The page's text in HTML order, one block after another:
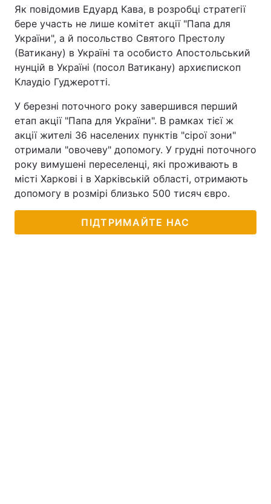
Як повідомив Едуард Кава, в розробці стратегії
бере участь не лише комітет акції "Папа для
України", а й посольство Святого Престолу
(Ватикану) в Україні та особисто Апостольський
нунцій в Україні (посол Ватикану) архиєпископ
Клаудіо Гуджеротті.
У березні поточного року завершився перший
етап акції "Папа для України". В рамках тієї ж
акції жителі 36 населених пунктів "сірої зони"
отримали "овочеву" допомогу. У грудні поточного
року вимушені переселенці, які проживають в
місті Харкові і в Харківській області, отримають
допомогу в розмірі близько 500 тисяч євро.
ПІДТРИМАЙТЕ НАС